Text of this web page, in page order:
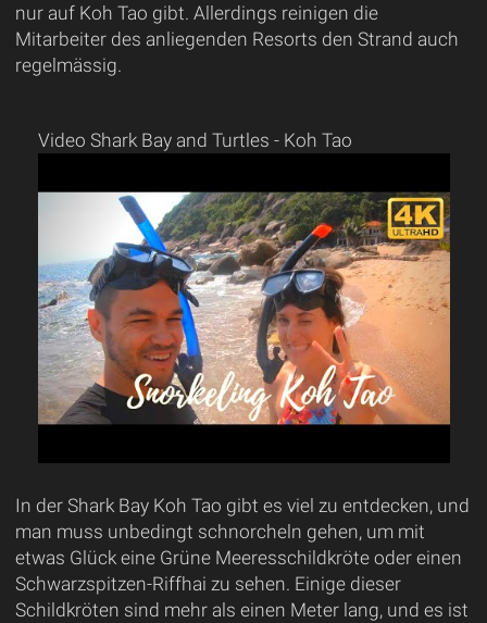
nur auf Koh Tao gibt. Allerdings reinigen die
Mitarbeiter des anliegenden Resorts den Strand auch
regelmässig.
Video Shark Bay and Turtles - Koh Tao
In der Shark Bay Koh Tao gibt es viel zu entdecken, und
man muss unbedingt schnorcheln gehen, um mit
etwas Glück eine Grüne Meeresschildkröte oder einen
Schwarzspitzen-Riffhai zu sehen. Einige dieser
Schildkröten sind mehr als einen Meter lang, und es ist